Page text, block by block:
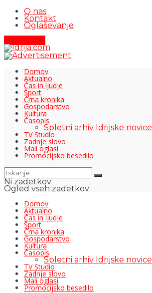
O nas
Kontakt
Oglaševanje
Domov
Aktualno
Čas in ljudje
Šport
Črna kronika
Gospodarstvo
Kultura
Časopis
Spletni arhiv Idrijske novice
TV Studio
Zadnje slovo
Mali oglasi
Promocijsko besedilo
Ni zadetkov
Ogled vseh zadetkov
Domov
Aktualno
Čas in ljudje
Šport
Črna kronika
Gospodarstvo
Kultura
Časopis
Spletni arhiv Idrijske novice
TV Studio
Zadnje slovo
Mali oglasi
Promocijsko besedilo